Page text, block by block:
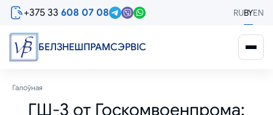
Перайсці
змесціва
+375 33 608 07 08 RUBYEN
БЕЛЗНЕШПРАМСЭРВIС
Breadcrumb
Галоўная
ГШ-3 от Госкомвоенпрома: